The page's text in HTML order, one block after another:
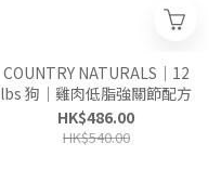
COUNTRY NATURALS｜12
lbs 狗｜雞肉低脂強關節配方
HK$486.00
HK$540.00